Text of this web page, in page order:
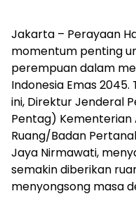
Jakarta – Perayaan
momentum penting
perempuan dalam
Indonesia Emas
ini, Direktur Jenderal
Pentag) Kementerian
Ruang/Badan
Jaya Nirmawati,
semakin diberikan
menyongsong masa